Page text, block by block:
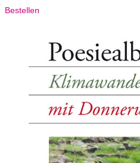
Bestellen